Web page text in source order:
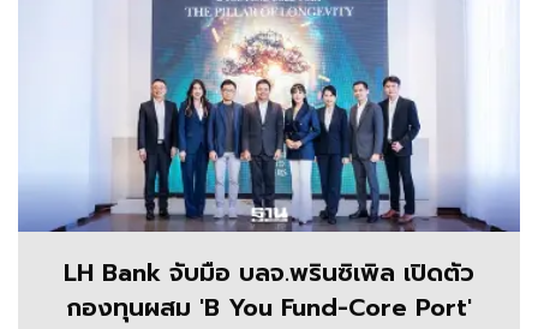
LH Bank จับมือ บลจ.พรินซิเพิล เปิดตัว
กองทุนผสม 'B You Fund-Core Port'